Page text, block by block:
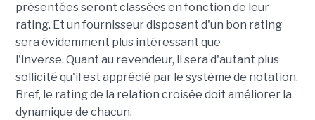
présentées seront classées en fonction de leur
rating. Et un fournisseur disposant d'un bon rating
sera évidemment plus intéressant que
l'inverse. Quant au revendeur, il sera d'autant plus
sollicité qu'il est apprécié par le système de notation.
Bref, le rating de la relation croisée doit améliorer la
dynamique de chacun.